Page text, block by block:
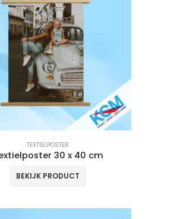
TEXTIELPOSTER
30 x 40 cm
BEKIJK PRODUCT